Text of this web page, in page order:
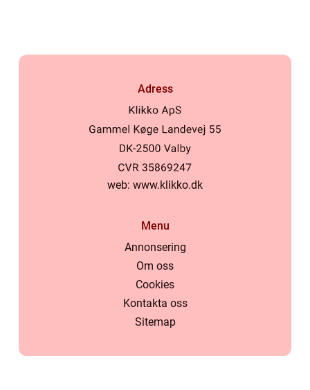
Adress
web: www.klikko.dk
Menu
Annonsering
Om oss
Cookies
Kontakta oss
Sitemap